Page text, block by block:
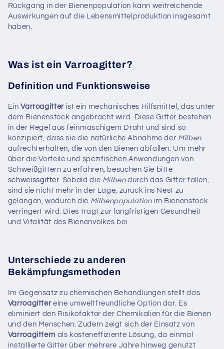
Rückgang in der Bienenpopulation kann weitreichende
Auswirkungen auf die Lebensmittelproduktion insgesamt
haben.
Was ist ein Varroagitter?
Definition und Funktionsweise
EinVarroagitterist ein mechanisches Hilfsmittel, das unter
dem Bienenstock angebracht wird. Diese Gitter bestehen
in der Regel aus feinmaschigem Draht und sind so
konzipiert, dass sie die natürliche Abnahme der Milben
aufrechterhalten, die von den Bienen abfallen. Um mehr
über die Vorteile und spezifischen Anwendungen von
Schweißgittern zu erfahren, besuchen Sie bitte
schweissgitter. Sobald die Milbendurch das Gitter fallen,
sind sie nicht mehr in der Lage, zurück ins Nest zu
gelangen, wodurch die Milbenpopulation im Bienenstock
verringert wird. Dies trägt zur langfristigen Gesundheit
und Vitalität des Bienenvolkes bei.
Unterschiede zu anderen
Bekämpfungsmethoden
Im Gegensatz zu chemischen Behandlungen stellt das
Varroagittereine umweltfreundliche Option dar. Es
eliminiert den Risikofaktor der Chemikalien für die Bienen
und den Menschen. Zudem zeigt sich der Einsatz von
Varroagitternals kosteneffiziente Lösung, da einmal
installierte Gitter über mehrere Jahre hinweg genutzt